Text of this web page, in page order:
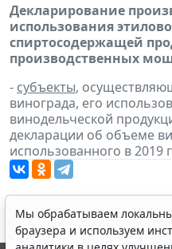
Декларирование
использования
спиртосодержащей
производственных
- субъекты,
винограда, его
винодельческой
декларации об объеме
использованного в 2019
Мы обрабатываем
браузера и используем